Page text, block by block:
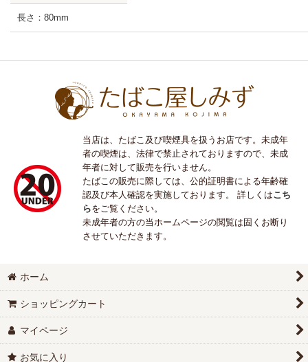
長さ：80mm
当店は、たばこ及び喫煙具を扱うお店です。未成年
者の喫煙は、法律で禁止されておりますので、未成
年者に対して販売を行いません。
たばこの販売に際しては、公的証明書による年齢確
認及び本人確認を実施しております。 詳しくはこち
らをご覧ください。
未成年者の方の当ホームページの閲覧は固くお断り
させていただきます。
ホーム
ショッピングカート
マイページ
お気に入り